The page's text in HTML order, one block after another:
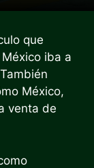
que
iba a
México,
venta de